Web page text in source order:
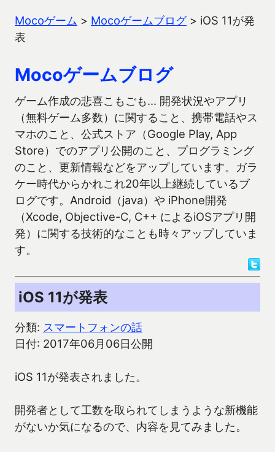
Mocoゲーム > Mocoゲームブログ> iOS 11が発
表
Mocoゲームブログ
ゲーム作成の悲喜こもごも… 開発状況やアプリ
（無料ゲーム多数）に関すること、携帯電話やス
マホのこと、公式ストア（Google Play, App
Store）でのアプリ公開のこと、プログラミング
のこと、更新情報などをアップしています。ガラ
ケー時代からかれこれ20年以上継続しているブ
ログです。Android（java）や iPhone開発
（Xcode, Objective-C, C++ によるiOSアプリ開
発）に関する技術的なことも時々アップしていま
す。
iOS 11が発表
分類: スマートフォンの話
日付: 2017年06月06日公開
iOS 11が発表されました。
開発者として工数を取られてしまうような新機能
がないか気になるので、内容を見てみました。